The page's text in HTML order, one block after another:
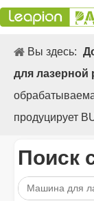
Вы здесь:
для лазерной
продуцирует
Поиск